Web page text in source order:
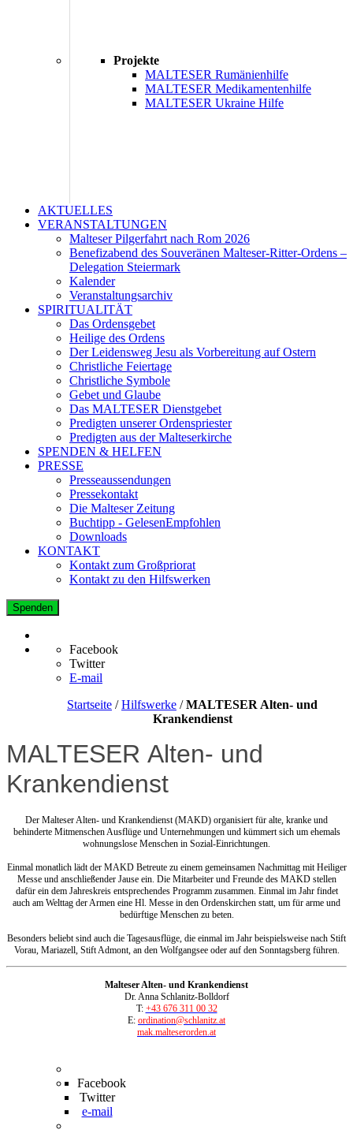
Projekte
MALTESER Rumänienhilfe
MALTESER Medikamentenhilfe
MALTESER Ukraine Hilfe
AKTUELLES
VERANSTALTUNGEN
Malteser Pilgerfahrt nach Rom 2026
Benefizabend des Souveränen Malteser-Ritter-Ordens –
Delegation Steiermark
Kalender
Veranstaltungsarchiv
SPIRITUALITÄT
Das Ordensgebet
Heilige des Ordens
Der Leidensweg Jesu als Vorbereitung auf Ostern
Christliche Feiertage
Christliche Symbole
Gebet und Glaube
Das MALTESER Dienstgebet
Predigten unserer Ordenspriester
Predigten aus der Malteserkirche
SPENDEN & HELFEN
PRESSE
Presseaussendungen
Pressekontakt
Die Malteser Zeitung
Buchtipp - GelesenEmpfohlen
Downloads
KONTAKT
Kontakt zum Großpriorat
Kontakt zu den Hilfswerken
Spenden
Facebook
Twitter
E-mail
Startseite /Hilfswerke /MALTESER Alten- und
Krankendienst
MALTESER Alten- und
Krankendienst
Der Malteser Alten- und Krankendienst (MAKD) organisiert für alte, kranke und
behinderte Mitmenschen Ausflüge und Unternehmungen und kümmert sich um ehemals
wohnungslose Menschen in Sozial-Einrichtungen.
Einmal monatlich lädt der MAKD Betreute zu einem gemeinsamen Nachmittag mit Heiliger
Messe und anschließender Jause ein. Die Mitarbeiter und Freunde des MAKD stellen
dafür ein dem Jahreskreis entsprechendes Programm zusammen. Einmal im Jahr findet
auch am Welttag der Armen eine Hl. Messe in den Ordenskirchen statt, um für arme und
bedürftige Menschen zu beten.
Besonders beliebt sind auch die Tagesausflüge, die einmal im Jahr beispielsweise nach Stift
Vorau, Mariazell, Stift Admont, an den Wolfgangsee oder auf den Sonntagsberg führen.
Malteser Alten- und Krankendienst
Dr. Anna Schlanitz-Bolldorf
T: +43 676 311 00 32
E: ordination@schlanitz.at
mak.malteserorden.at
Facebook
Twitter
e-mail